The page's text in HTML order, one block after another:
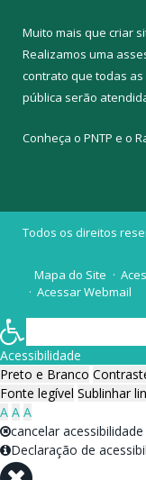
Muito mais que criar
Realizamos uma
contrato que todas
pública serão
Conheça o PNTP e o
Todos os direitos
Mapa do Site
Acessar Webmail
Acessibilidade
Preto e Branco
Fonte legível Sublinhar
A A A
cancelar acessibilidade
Declaração de